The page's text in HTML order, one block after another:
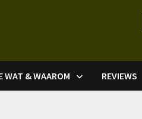
WAT & WAAROM REVIEWS